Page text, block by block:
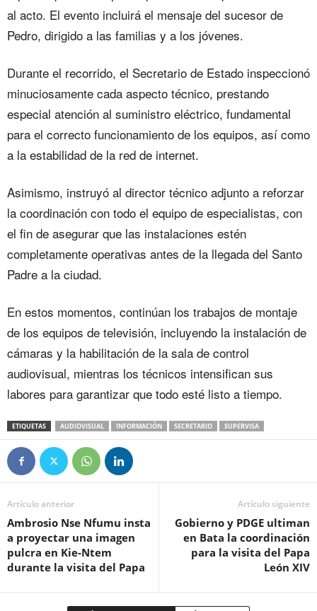
al acto. El evento incluirá el mensaje del sucesor de
Pedro, dirigido a las familias y a los jóvenes.
Durante el recorrido, el Secretario de Estado inspeccionó
minuciosamente cada aspecto técnico, prestando
especial atención al suministro eléctrico, fundamental
para el correcto funcionamiento de los equipos, así como
a la estabilidad de la red de internet.
Asimismo, instruyó al director técnico adjunto a reforzar
la coordinación con todo el equipo de especialistas, con
el fin de asegurar que las instalaciones estén
completamente operativas antes de la llegada del Santo
Padre a la ciudad.
En estos momentos, continúan los trabajos de montaje
de los equipos de televisión, incluyendo la instalación de
cámaras y la habilitación de la sala de control
audiovisual, mientras los técnicos intensifican sus
labores para garantizar que todo esté listo a tiempo.
ETIQUETAS AUDIOVISUAL INFORMACIÓN SECRETARIO SUPERVISA
Artículo anterior
Ambrosio Nse Nfumu insta
a proyectar una imagen
pulcra en Kie-Ntem
durante la visita del Papa
Artículo siguiente
Gobierno y PDGE ultiman
en Bata la coordinación
para la visita del Papa
León XIV